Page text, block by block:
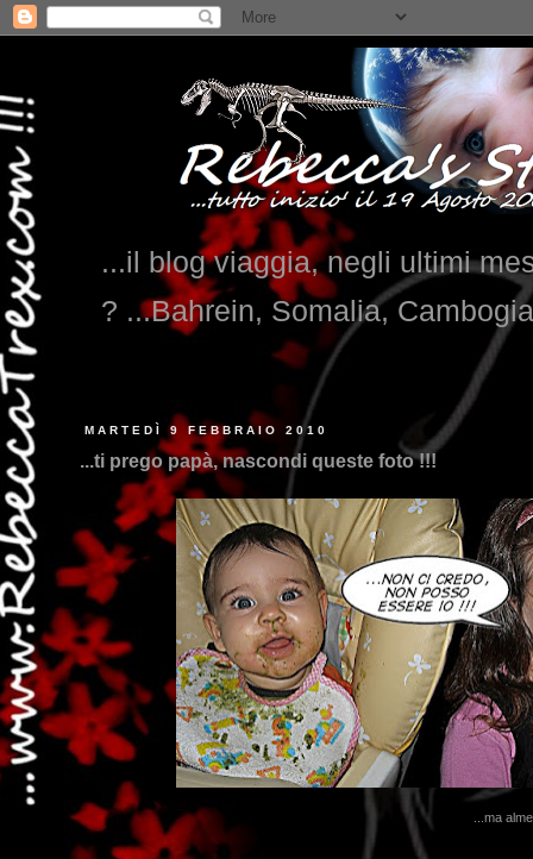
...il blog viaggia, negli ultimi
? ...Bahrein, Somalia,
MARTEDÌ 9 FEBBRAIO 2010
...ti prego papà, nascondi queste foto !!!
...ma